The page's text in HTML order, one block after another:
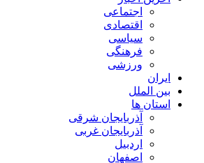
اجتماعی
اقتصادی
سیاسی
فرهنگی
ورزشی
ایران
بین الملل
استان ها
آذربایجان شرقی
آذربایجان غربی
اردبیل
اصفهان